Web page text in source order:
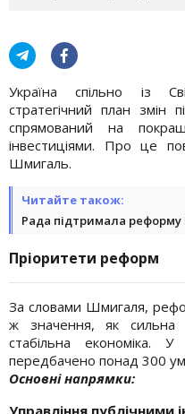
Україна спільно із
стратегічний план
спрямований на
інвестиціями. Про це
Шмигаль.
Читайте також:
Рада підтримала реформу
Пріоритети реформ
За словами Шмигаля,
ж значення, як сильна
стабільна економіка.
передбачено понад 300
Основні напрямки:
Управління публічними